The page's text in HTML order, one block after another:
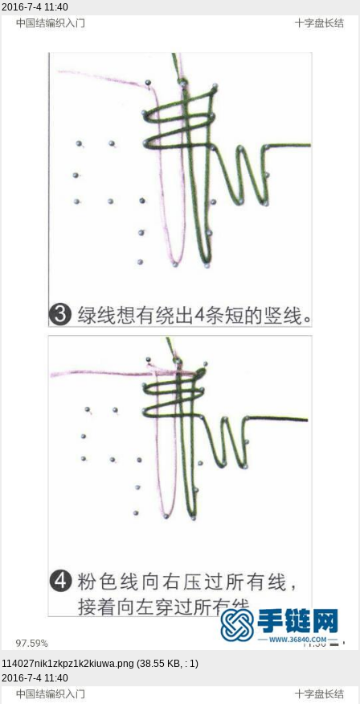
2016-7-4 11:40
114027nik1zkpz1k2kiuwa.png (38.55 KB, : 1)
2016-7-4 11:40